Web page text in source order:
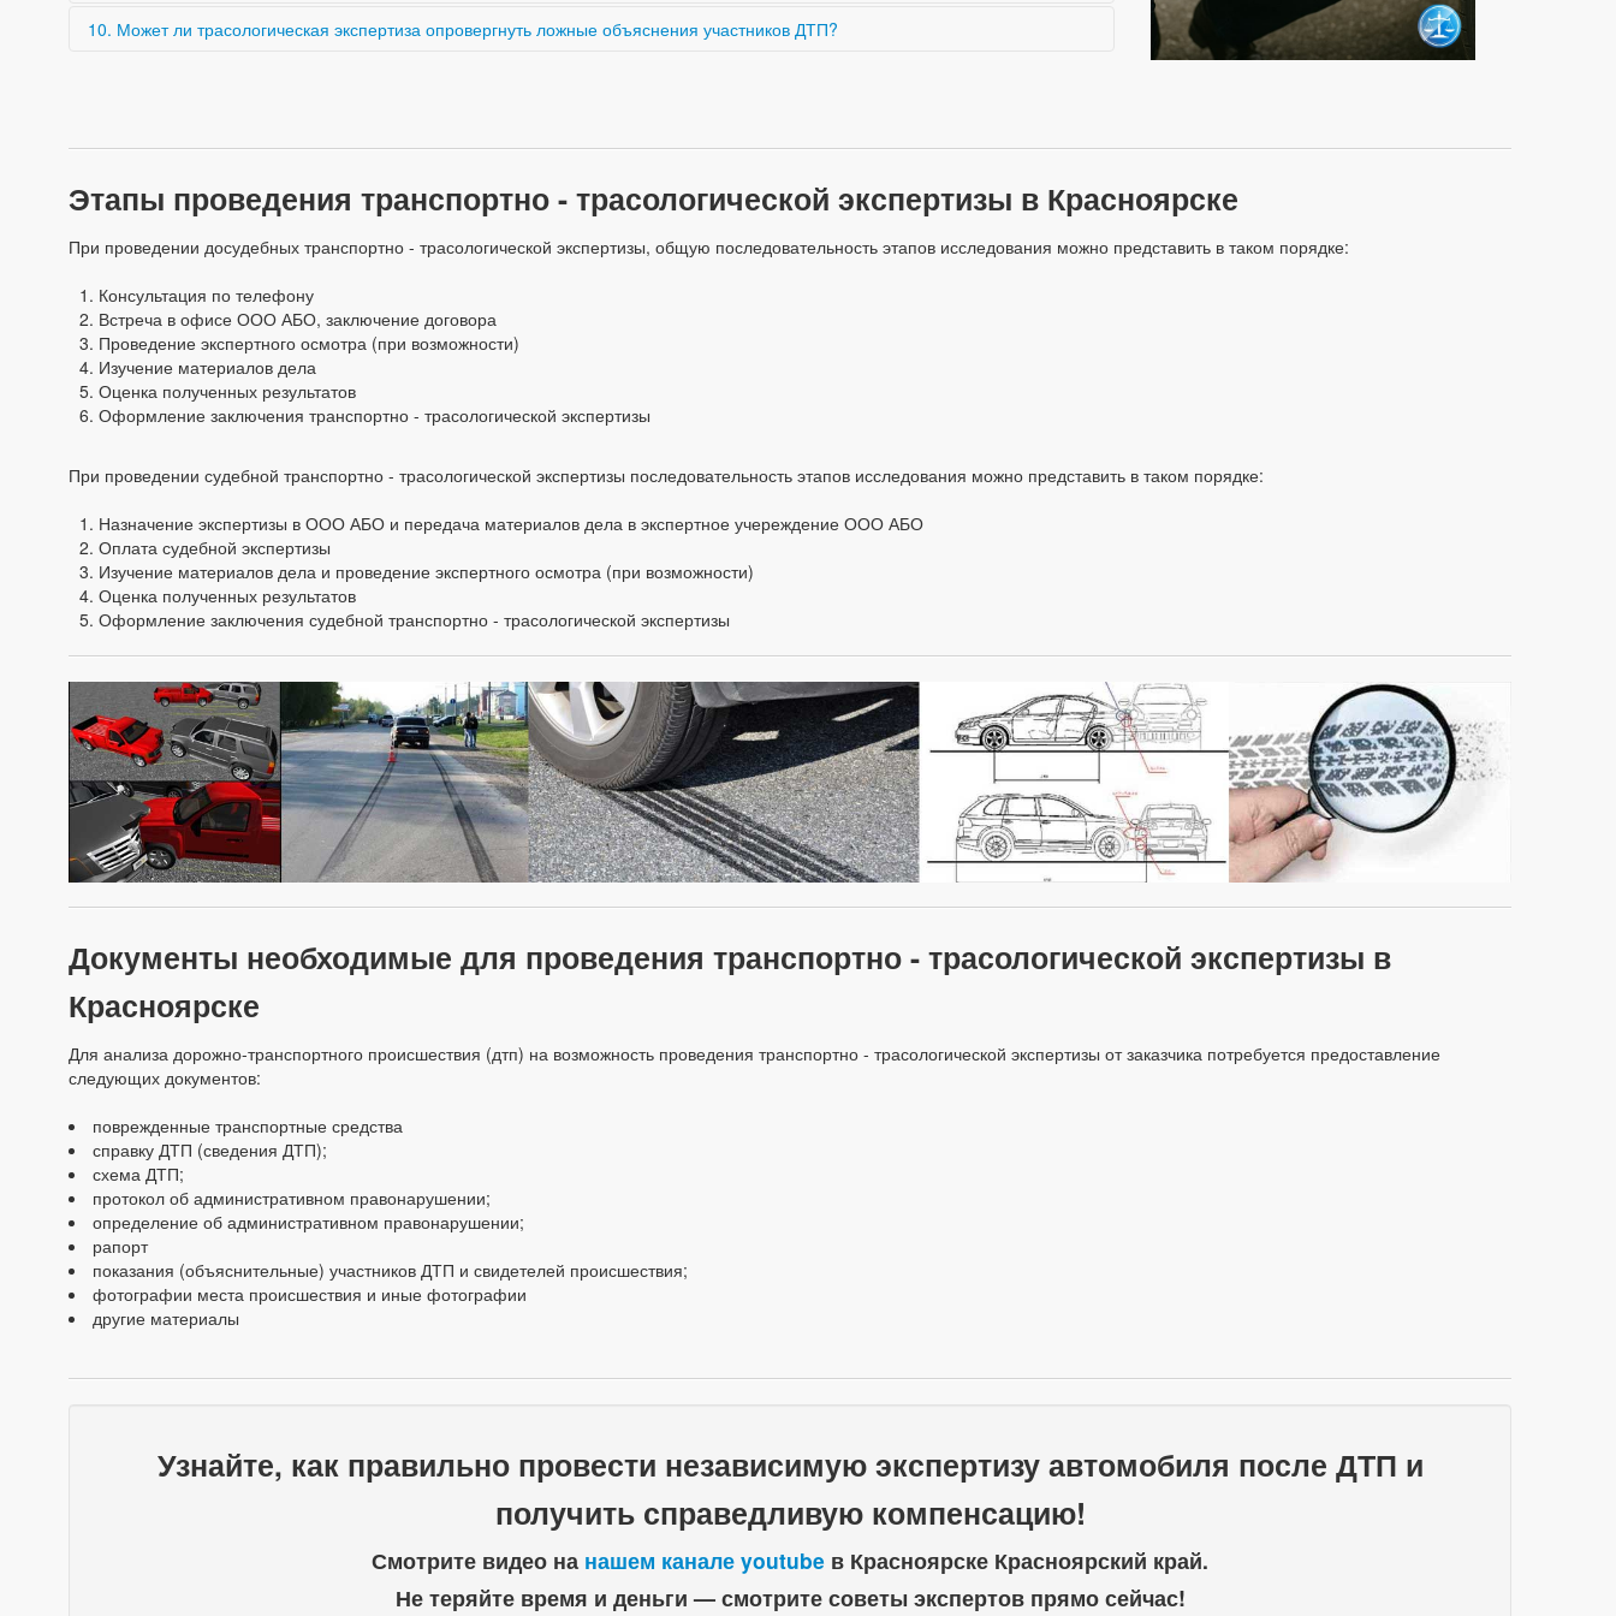
По направлению и характеру деформаций, свежести повреждений, сопоставлению следов на транспортных средствах.
10. Может ли трасологическая экспертиза опровергнуть ложные объяснения участников ДТП?
Этапы проведения транспортно - трасологической экспертизы в Красноярске
При проведении досудебных транспортно - трасологической экспертизы, общую последовательность этапов исследования можно представить в таком порядке:
Консультация по телефону
Встреча в офисе ООО АБО, заключение договора
Проведение экспертного осмотра (при возможности)
Изучение материалов дела
Оценка полученных результатов
Оформление заключения транспортно - трасологической экспертизы
При проведении судебной транспортно - трасологической экспертизы последовательность этапов исследования можно представить в таком порядке:
Назначение экспертизы в ООО АБО и передача материалов дела в экспертное учереждение ООО АБО
Оплата судебной экспертизы
Изучение материалов дела и проведение экспертного осмотра (при возможности)
Оценка полученных результатов
Оформление заключения судебной транспортно - трасологической экспертизы
Документы необходимые для проведения транспортно - трасологической экспертизы в
Красноярске
Для анализа дорожно-транспортного происшествия (дтп) на возможность проведения транспортно - трасологической экспертизы от заказчика потребуется предоставление
следующих документов:
поврежденные транспортные средства
справку ДТП (сведения ДТП);
схема ДТП;
протокол об административном правонарушении;
определение об административном правонарушении;
рапорт
показания (объяснительные) участников ДТП и свидетелей происшествия;
фотографии места происшествия и иные фотографии
другие материалы
Узнайте, как правильно провести независимую экспертизу автомобиля после ДТП и
получить справедливую компенсацию!
Смотрите видео на нашем канале youtube в Красноярске Красноярский край.
Не теряйте время и деньги — смотрите советы экспертов прямо сейчас!